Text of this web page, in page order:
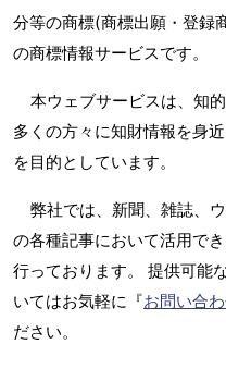
分等の商標(商標出願・登録
の商標情報サービスです。
本ウェブサービスは、知
多くの方々に知財情報を身
を目的としています。
弊社では、新聞、雑誌、
の各種記事において活用で
行っております。 提供可能
いてはお気軽に『お問い合
ださい。